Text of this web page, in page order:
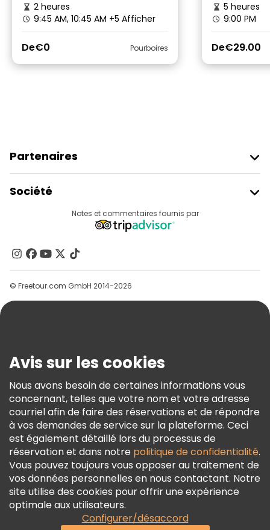
2 heures
9:45 AM, 10:45 AM +5 Afficher
De€0 Pourboires
5 heures
9:00 PM
De€29.00
Partenaires
Connexion Du Fournisseur
Programme D’affiliation
Société
Contactez-Nous
Groupes
Aide
Conditions Générales Et Mentions Légales
Politique En Matière De Cookies
Freetour Prix
Programme De Fidélité
Notes et commentaires fournis par
© Freetour.com GmbH 2014-2026
Avis sur les cookies
Nous avons besoin de certaines informations vous
concernant, telles que votre nom et votre adresse
courriel afin de faire des réservations et de répondre
à vos demandes de service sur la plateforme. Ceci
est également détaillé lors du processus de
réservation et dans notre politique de confidentialité.
Vous pouvez toujours vous opposer au traitement de
vos données personnelles en nous contactant. Notre
site utilise des cookies pour offrir une expérience
optimale aux utilisateurs.
Configurer/désaccord